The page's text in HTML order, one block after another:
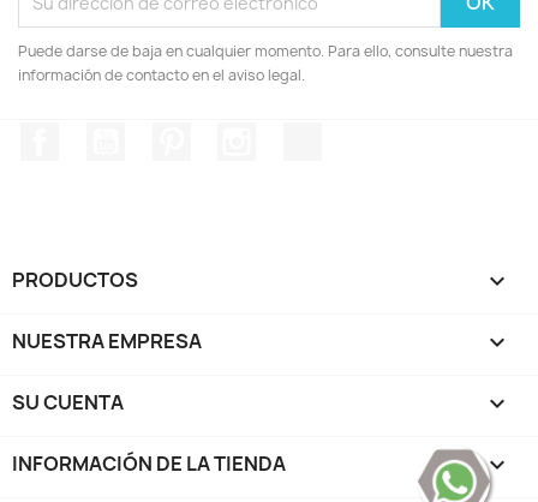
Puede darse de baja en cualquier momento. Para ello, consulte nuestra
información de contacto en el aviso legal.
PRODUCTOS 
NUESTRA EMPRESA 
SU CUENTA 
INFORMACIÓN DE LA TIENDA keyboard_arrow_down